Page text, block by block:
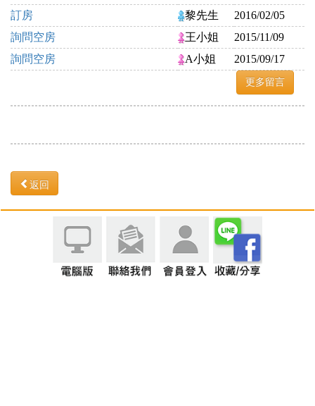
訂房
黎先生
2016/02/05
詢問空房
王小姐
2015/11/09
詢問空房
A小姐 2015/09/17
更多留言
返回